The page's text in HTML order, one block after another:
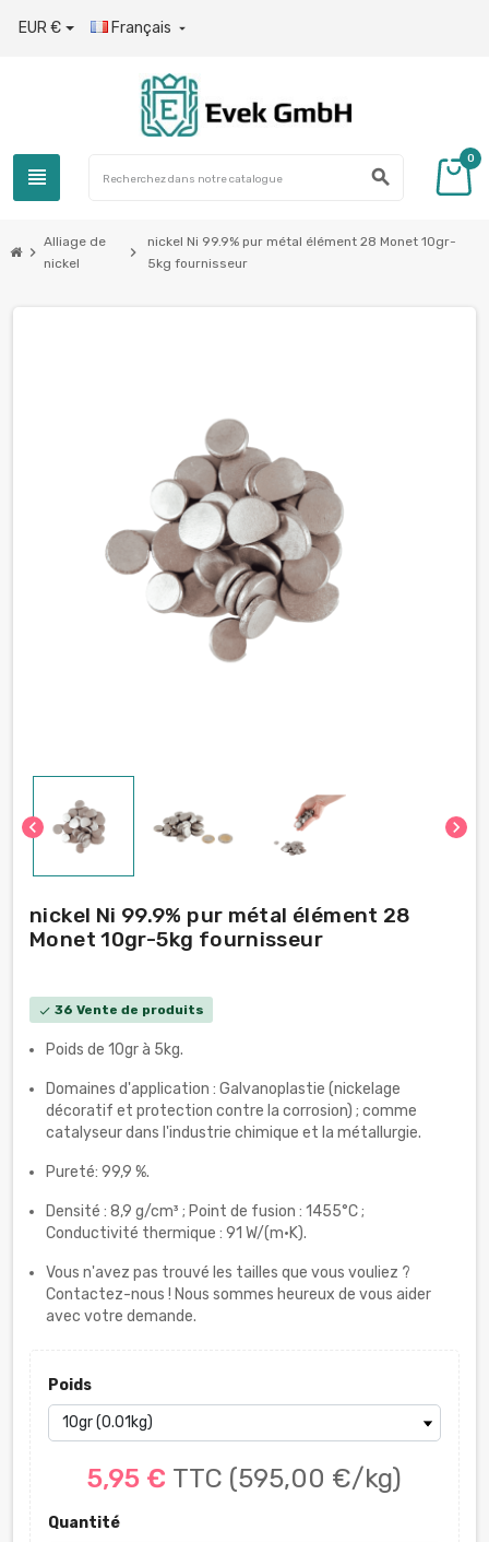
EUR € Français 
view_headline search
0
chevron_right
Alliage de
nickel
chevron_right
nickel Ni 99.9% pur métal élément 28 Monet 10gr-
5kg fournisseur
chevron_left chevron_right
nickel Ni 99.9% pur métal élément 28
Monet 10gr-5kg fournisseur
check 36 Vente de produits
Poids de 10gr à 5kg.
Domaines d'application : Galvanoplastie (nickelage
décoratif et protection contre la corrosion) ; comme
catalyseur dans l'industrie chimique et la métallurgie.
Pureté: 99,9 %.
Densité : 8,9 g/cm³ ; Point de fusion : 1455°C ;
Conductivité thermique : 91 W/(m·K).
Vous n'avez pas trouvé les tailles que vous vouliez ?
Contactez-nous ! Nous sommes heureux de vous aider
avec votre demande.
Poids
5,95 € TTC (595,00 €/kg)
Quantité